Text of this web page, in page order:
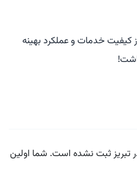
کیفیت خدمات و عملکرد بهینه
تبریز ثبت نشده است. شما اولین